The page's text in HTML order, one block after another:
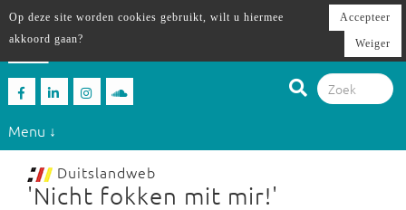
Menu ↓
Duitslandweb
'Nicht fokken mit mir!'
Op deze site worden cookies gebruikt, wilt u hiermee
akkoord gaan?
Accepteer
Weiger